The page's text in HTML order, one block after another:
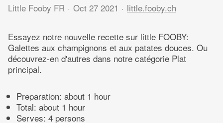
Little Fooby FR Oct 27 2021 little.fooby.ch
Essayez notre nouvelle recette sur little FOOBY:
Galettes aux champignons et aux patates douces. Ou
découvrez-en d'autres dans notre catégorie Plat
principal.
Preparation: about 1 hour
Total: about 1 hour
Serves: 4 persons